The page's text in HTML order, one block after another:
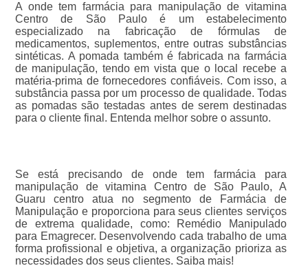
A onde tem farmácia para manipulação de vitamina
Centro de São Paulo é um estabelecimento
especializado na fabricação de fórmulas de
medicamentos, suplementos, entre outras substâncias
sintéticas. A pomada também é fabricada na farmácia
de manipulação, tendo em vista que o local recebe a
matéria-prima de fornecedores confiáveis. Com isso, a
substância passa por um processo de qualidade. Todas
as pomadas são testadas antes de serem destinadas
para o cliente final. Entenda melhor sobre o assunto.
Se está precisando de onde tem farmácia para
manipulação de vitamina Centro de São Paulo, A
Guaru centro atua no segmento de Farmácia de
Manipulação e proporciona para seus clientes serviços
de extrema qualidade, como: Remédio Manipulado
para Emagrecer. Desenvolvendo cada trabalho de uma
forma profissional e objetiva, a organização prioriza as
necessidades dos seus clientes. Saiba mais!